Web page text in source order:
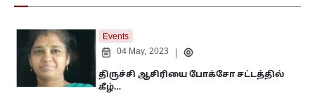
Events
04 May, 2023
திருச்சி ஆசிரியை போக்சோ சட்டத்தில்
கீழ்…